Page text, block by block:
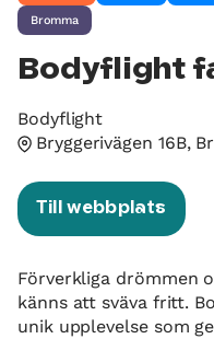
Bromma
Bodyflight
Bodyflight
Bryggerivägen 16B,
Till webbplats
Förverkliga drömmen
känns att sväva fritt.
unik upplevelse som